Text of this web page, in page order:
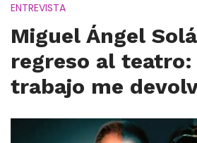
ENTREVISTA
Miguel Ángel
regreso al teatro:
trabajo me